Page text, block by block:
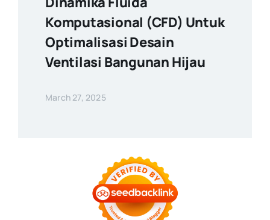
Komputasional (CFD) Untuk
Optimalisasi Desain
Ventilasi Bangunan Hijau
March 27, 2025